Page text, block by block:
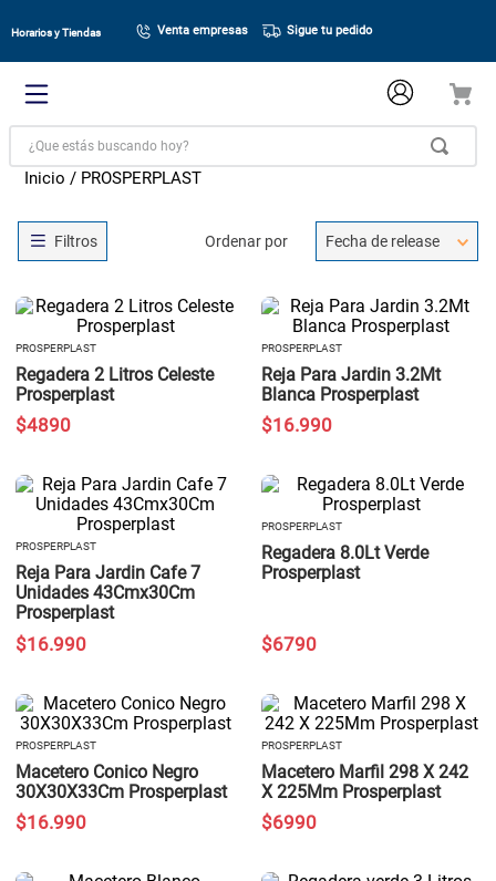
Horarios y Tiendas Venta empresas Sigue tu pedido
¿Que estás buscando hoy?
PROSPERPLAST
Ordenar por Fecha de release
PROSPERPLAST
Regadera 2 Litros Celeste
Prosperplast
$4890
PROSPERPLAST
Reja Para Jardin 3.2Mt
Blanca Prosperplast
$16.990
PROSPERPLAST
Reja Para Jardin Cafe 7
Unidades 43Cmx30Cm
Prosperplast
$16.990
PROSPERPLAST
Regadera 8.0Lt Verde
Prosperplast
$6790
PROSPERPLAST
Macetero Conico Negro
30X30X33Cm Prosperplast
$16.990
PROSPERPLAST
Macetero Marfil 298 X 242
X 225Mm Prosperplast
$6990